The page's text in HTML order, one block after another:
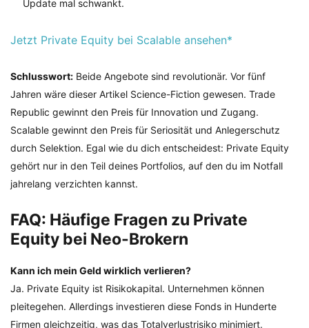
Update mal schwankt.
Jetzt Private Equity bei Scalable ansehen*
Schlusswort: Beide Angebote sind revolutionär. Vor fünf
Jahren wäre dieser Artikel Science-Fiction gewesen. Trade
Republic gewinnt den Preis für Innovation und Zugang.
Scalable gewinnt den Preis für Seriosität und Anlegerschutz
durch Selektion. Egal wie du dich entscheidest: Private Equity
gehört nur in den Teil deines Portfolios, auf den du im Notfall
jahrelang verzichten kannst.
FAQ: Häufige Fragen zu Private
Equity bei Neo-Brokern
Kann ich mein Geld wirklich verlieren?
Ja. Private Equity ist Risikokapital. Unternehmen können
pleitegehen. Allerdings investieren diese Fonds in Hunderte
Firmen gleichzeitig, was das Totalverlustrisiko minimiert.